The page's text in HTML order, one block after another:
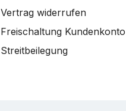
Vertrag widerrufen
Freischaltung Kundenkonto
Streitbeilegung